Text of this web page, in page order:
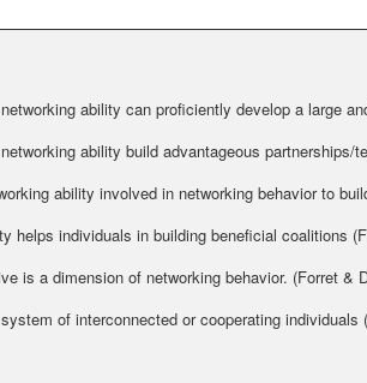
ability can proficiently develop a large
ability build advantageous partnerships/
ability involved in networking behavior to
helps individuals in building beneficial coalitions
is a dimension of networking behavior. (Forret &
of interconnected or cooperating